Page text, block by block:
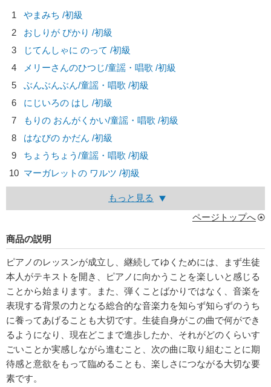
1
やまみち /初級
2
おしりが ぴかり /初級
3
じてんしゃに のって /初級
4
メリーさんのひつじ/童謡・唱歌 /初級
5
ぶんぶんぶん/童謡・唱歌 /初級
6
にじいろの はし /初級
7
もりの おんがくかい/童謡・唱歌 /初級
8
はなびの かだん /初級
9
ちょうちょう/童謡・唱歌 /初級
10 マーガレットの ワルツ /初級
もっと見る
ページトップへ
商品の説明
ピアノのレッスンが成立し、継続してゆくためには、まず生徒
本人がテキストを開き、ピアノに向かうことを楽しいと感じる
ことから始まります。また、弾くことばかりではなく、音楽を
表現する背景の力となる総合的な音楽力を知らず知らずのうち
に養ってあげることも大切です。生徒自身がこの曲で何ができ
るようになり、現在どこまで進歩したか、それがどのくらいす
ごいことか実感しながら進むこと、次の曲に取り組むことに期
待感と意欲をもって臨めることも、楽しさにつながる大切な要
素です。